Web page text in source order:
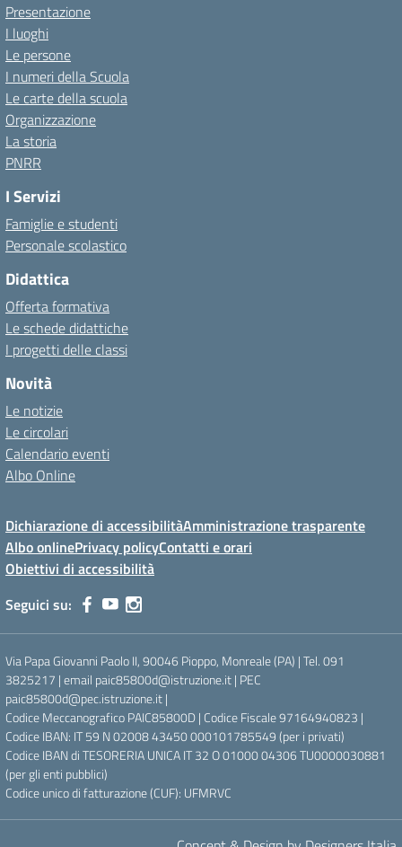
Presentazione
I luoghi
Le persone
I numeri della Scuola
Le carte della scuola
Organizzazione
La storia
PNRR
I Servizi
Famiglie e studenti
Personale scolastico
Didattica
Offerta formativa
Le schede didattiche
I progetti delle classi
Novità
Le notizie
Le circolari
Calendario eventi
Albo Online
Dichiarazione di accessibilitàAmministrazione trasparente
Albo onlinePrivacy policyContatti e orari
Obiettivi di accessibilità
Seguici su:
Via Papa Giovanni Paolo II, 90046 Pioppo, Monreale (PA) | Tel. 091
3825217 | email paic85800d@istruzione.it | PEC
paic85800d@pec.istruzione.it |
Codice Meccanografico PAIC85800D | Codice Fiscale 97164940823 |
Codice IBAN: IT 59 N 02008 43450 000101785549 (per i privati)
Codice IBAN di TESORERIA UNICA IT 32 O 01000 04306 TU0000030881
(per gli enti pubblici)
Codice unico di fatturazione (CUF): UFMRVC